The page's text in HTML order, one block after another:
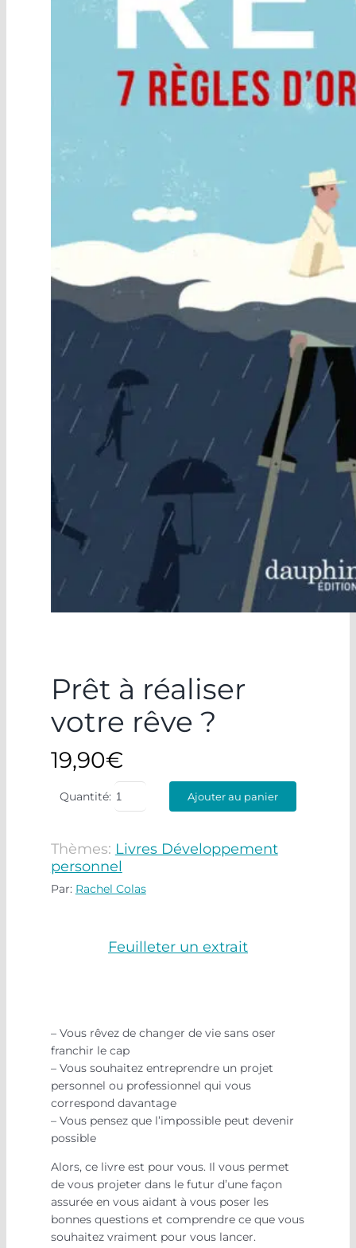
Prêt à réaliser
votre rêve ?
19,90€
Quantité: Ajouter au panier
Thèmes: Livres Développement
personnel
Par: Rachel Colas
Feuilleter un extrait
– Vous rêvez de changer de vie sans oser
franchir le cap
– Vous souhaitez entreprendre un projet
personnel ou professionnel qui vous
correspond davantage
– Vous pensez que l’impossible peut devenir
possible
Alors, ce livre est pour vous. Il vous permet
de vous projeter dans le futur d’une façon
assurée en vous aidant à vous poser les
bonnes questions et comprendre ce que vous
souhaitez vraiment pour vous lancer.